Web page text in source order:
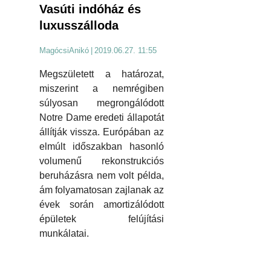
Vasúti indóház és
luxusszálloda
MagócsiAnikó 2019.06.27. 11:55
Megszületett a határozat,
miszerint a nemrégiben
súlyosan megrongálódott
Notre Dame eredeti állapotát
állítják vissza. Európában az
elmúlt időszakban hasonló
volumenű rekonstrukciós
beruházásra nem volt példa,
ám folyamatosan zajlanak az
évek során amortizálódott
épületek felújítási
munkálatai.